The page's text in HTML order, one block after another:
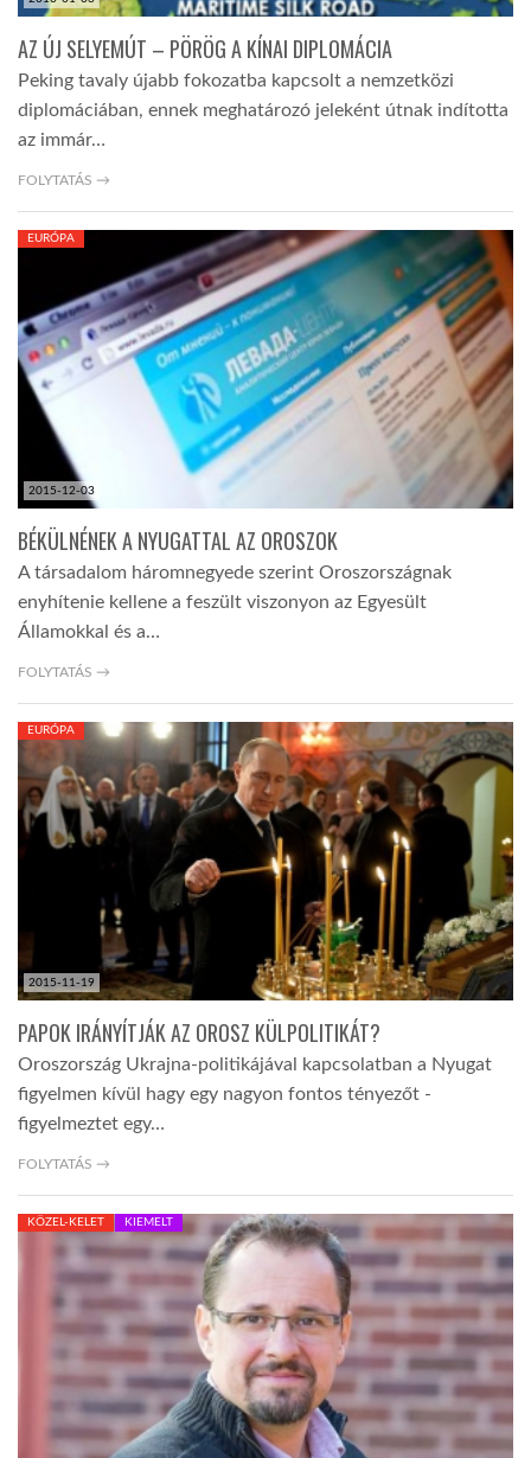
AZ ÚJ SELYEMÚT – PÖRÖG A KÍNAI DIPLOMÁCIA
Peking tavaly újabb fokozatba kapcsolt a nemzetközi
diplomáciában, ennek meghatározó jeleként útnak indította
az immár…
FOLYTATÁS →
2015-12-03
EURÓPA
BÉKÜLNÉNEK A NYUGATTAL AZ OROSZOK
A társadalom háromnegyede szerint Oroszországnak
enyhítenie kellene a feszült viszonyon az Egyesült
Államokkal és a…
FOLYTATÁS →
2015-11-19
EURÓPA
PAPOK IRÁNYÍTJÁK AZ OROSZ KÜLPOLITIKÁT?
Oroszország Ukrajna-politikájával kapcsolatban a Nyugat
figyelmen kívül hagy egy nagyon fontos tényezőt -
figyelmeztet egy…
FOLYTATÁS →
KÖZEL-KELET KIEMELT